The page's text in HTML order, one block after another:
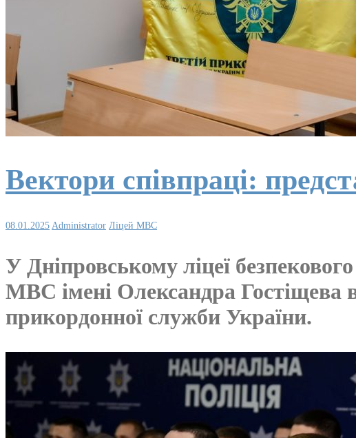
Вектори співпраці:
08.01.2025 Administrator Ліцей МВС
У Дніпровському ліцеї
МВС імені Олександра Гостіщева
прикордонної служби України.